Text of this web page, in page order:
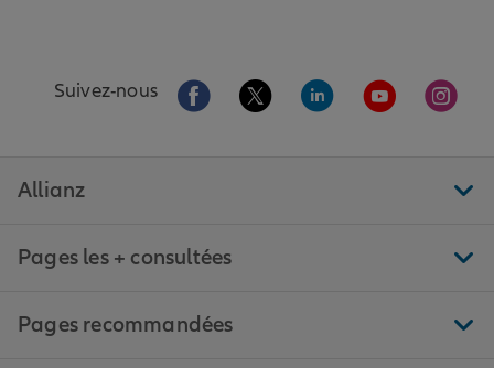
Suivez-nous Aller sur la page Facebook de Allianz
Aller sur la page Twitter de
Aller sur la page
Aller sur la
Aller
Allianz
Pages les + consultées
Pages recommandées